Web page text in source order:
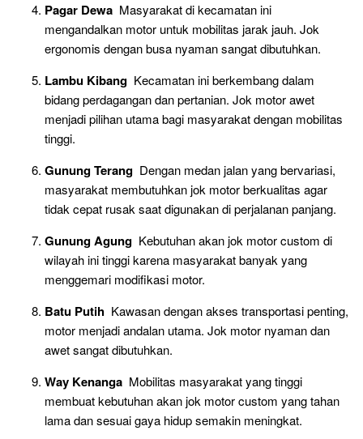
Pagar Dewa Masyarakat di kecamatan ini
mengandalkan motor untuk mobilitas jarak jauh. Jok
ergonomis dengan busa nyaman sangat dibutuhkan.
Lambu Kibang Kecamatan ini berkembang dalam
bidang perdagangan dan pertanian. Jok motor awet
menjadi pilihan utama bagi masyarakat dengan mobilitas
tinggi.
Gunung Terang Dengan medan jalan yang bervariasi,
masyarakat membutuhkan jok motor berkualitas agar
tidak cepat rusak saat digunakan di perjalanan panjang.
Gunung Agung Kebutuhan akan jok motor custom di
wilayah ini tinggi karena masyarakat banyak yang
menggemari modifikasi motor.
Batu Putih Kawasan dengan akses transportasi penting,
motor menjadi andalan utama. Jok motor nyaman dan
awet sangat dibutuhkan.
Way Kenanga Mobilitas masyarakat yang tinggi
membuat kebutuhan akan jok motor custom yang tahan
lama dan sesuai gaya hidup semakin meningkat.